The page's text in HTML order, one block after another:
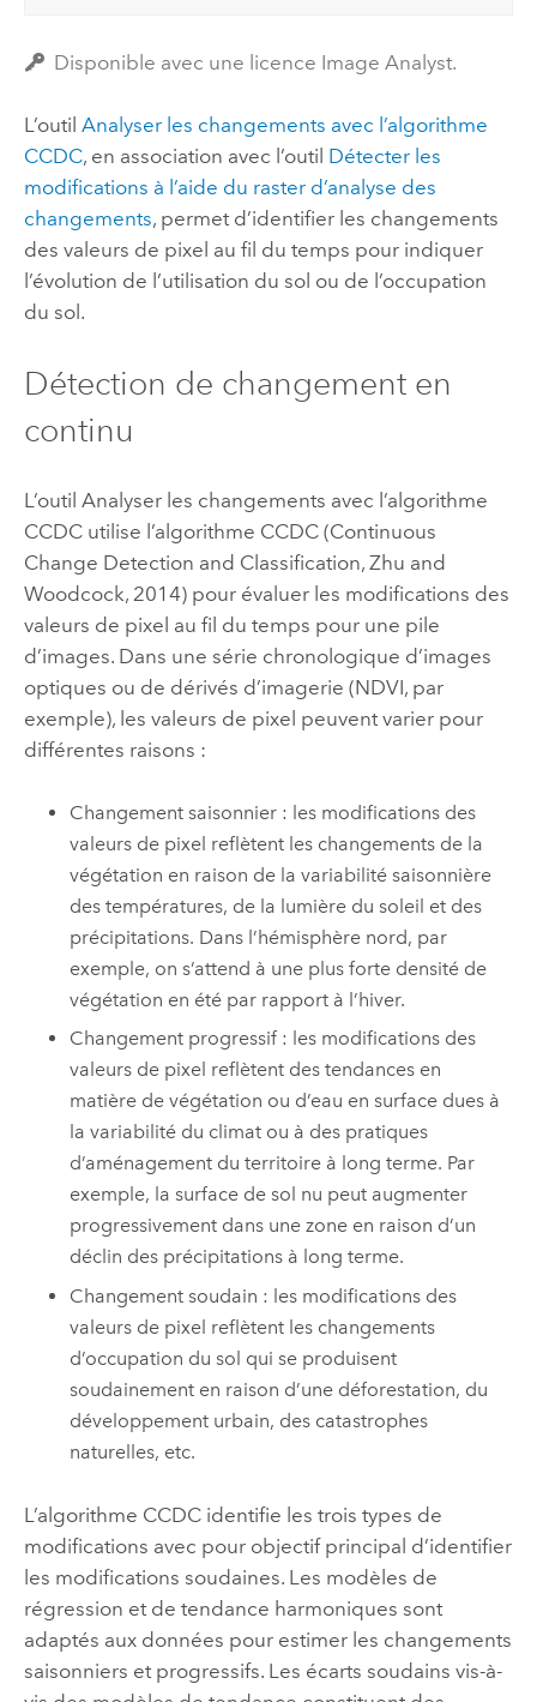
Disponible avec une licence Image Analyst.
L’outil Analyser les changements avec l’algorithme
CCDC, en association avec l’outil Détecter les
modifications à l’aide du raster d’analyse des
changements, permet d’identifier les changements
des valeurs de pixel au fil du temps pour indiquer
l’évolution de l’utilisation du sol ou de l’occupation
du sol.
Détection de changement en
continu
L’outil Analyser les changements avec l’algorithme
CCDCutilise l’algorithme CCDC (Continuous
Change Detection and Classification, Zhu and
Woodcock, 2014) pour évaluer les modifications des
valeurs de pixel au fil du temps pour une pile
d’images. Dans une série chronologique d’images
optiques ou de dérivés d’imagerie (NDVI, par
exemple), les valeurs de pixel peuvent varier pour
différentes raisons :
Changement saisonnier : les modifications des
valeurs de pixel reflètent les changements de la
végétation en raison de la variabilité saisonnière
des températures, de la lumière du soleil et des
précipitations. Dans l’hémisphère nord, par
exemple, on s’attend à une plus forte densité de
végétation en été par rapport à l’hiver.
Changement progressif : les modifications des
valeurs de pixel reflètent des tendances en
matière de végétation ou d’eau en surface dues à
la variabilité du climat ou à des pratiques
d’aménagement du territoire à long terme. Par
exemple, la surface de sol nu peut augmenter
progressivement dans une zone en raison d’un
déclin des précipitations à long terme.
Changement soudain : les modifications des
valeurs de pixel reflètent les changements
d’occupation du sol qui se produisent
soudainement en raison d’une déforestation, du
développement urbain, des catastrophes
naturelles, etc.
L’algorithme CCDC identifie les trois types de
modifications avec pour objectif principal d’identifier
les modifications soudaines. Les modèles de
régression et de tendance harmoniques sont
adaptés aux données pour estimer les changements
saisonniers et progressifs. Les écarts soudains vis-à-